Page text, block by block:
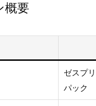
概要
ゼスプ
パック